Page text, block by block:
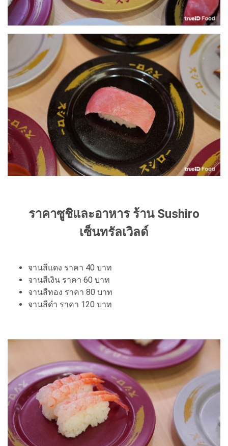
ราคาซูชิและอาหาร ร้าน Sushiro
เซ็นทรัลเวิลด์
จานสีแดง ราคา 40 บาท
จานสีเงิน ราคา 60 บาท
จานสีทอง ราคา 80 บาท
จานสีดำ ราคา 120 บาท